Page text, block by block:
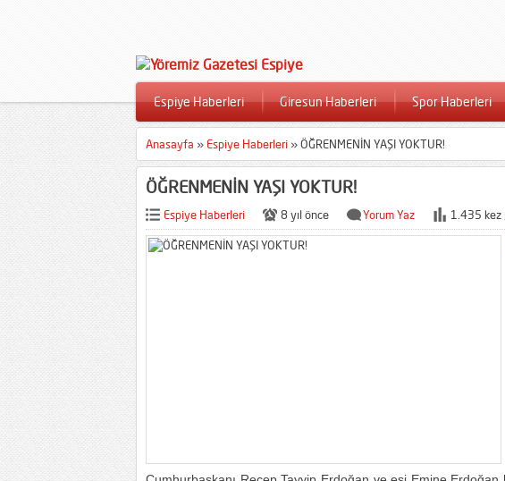
Espiye Haberleri Giresun Haberleri Spor Haberleri
Anasayfa » Espiye Haberleri »ÖĞRENMENİN YAŞI YOKTUR!
ÖĞRENMENİN YAŞI YOKTUR!
Espiye Haberleri 8 yıl önce Yorum Yaz 1.435 kez